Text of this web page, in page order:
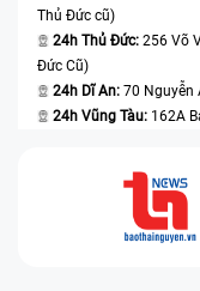
Thủ Đức cũ)
24h Thủ Đức: 256 Võ
Đức Cũ)
24h Dĩ An: 70 Nguyễn
24h Vũng Tàu: 162A